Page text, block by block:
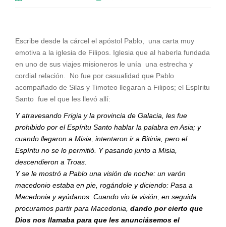
Escribe desde la cárcel el apóstol Pablo, una carta muy
emotiva a la iglesia de Filipos. Iglesia que al haberla fundada
en uno de sus viajes misioneros le unía una estrecha y
cordial relación. No fue por casualidad que Pablo
acompañado de Silas y Timoteo llegaran a Filipos; el Espíritu
Santo fue el que les llevó allí:
Y atravesando Frigia y la provincia de Galacia, les fue
prohibido por el Espíritu Santo hablar la palabra en Asia; y
cuando llegaron a Misia, intentaron ir a Bitinia, pero el
Espíritu no se lo permitió. Y pasando junto a Misia,
descendieron a Troas.
Y se le mostró a Pablo una visión de noche: un varón
macedonio estaba en pie, rogándole y diciendo: Pasa a
Macedonia y ayúdanos. Cuando vio la visión, en seguida
procuramos partir para Macedonia, dando por cierto que
Dios nos llamaba para que les anunciásemos el